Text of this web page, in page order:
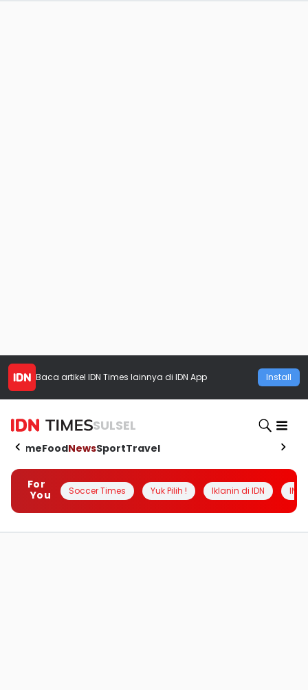
Baca artikel IDN Times lainnya di IDN App Install
SULSEL
HomeFoodNewsSportTravel
For
You
Soccer Times Yuk Pilih ! Iklanin di IDN